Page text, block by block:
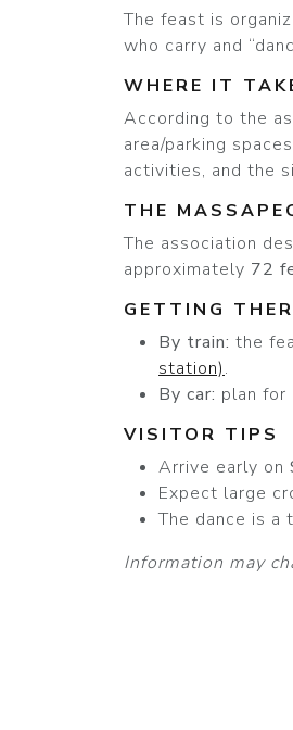
The feast is
who carry and
WHERE IT
According to the
area/parking
activities, and the
THE
The association
approximately 72
GETTING
By train: the
station).
By car: plan for
VISITOR TIPS
Arrive early on
Expect large
The dance is a
Information may